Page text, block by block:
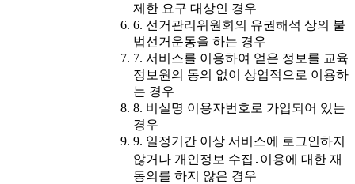
제한 요구 대상인 경우
6. 선거관리위원회의 유권해석 상의 불
법선거운동을 하는 경우
7. 서비스를 이용하여 얻은 정보를 교육
정보원의 동의 없이 상업적으로 이용하
는 경우
8. 비실명 이용자번호로 가입되어 있는
경우
9. 일정기간 이상 서비스에 로그인하지
않거나 개인정보 수집․이용에 대한 재
동의를 하지 않은 경우